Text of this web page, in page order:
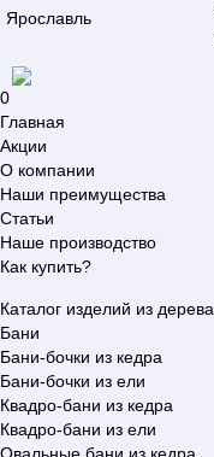
Ярославль
0
Главная
Акции
О компании
Наши преимущества
Статьи
Наше производство
Как купить?
Каталог изделий из дерева
Бани
Бани-бочки из кедра
Бани-бочки из ели
Квадро-бани из кедра
Квадро-бани из ели